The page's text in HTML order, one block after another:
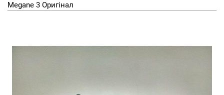
Megane 3 Оригінал